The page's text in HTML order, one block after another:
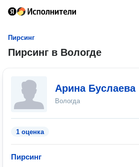
Пирсинг
Пирсинг в Вологде
Арина Буслаева
Вологда
1 оценка
Пирсинг